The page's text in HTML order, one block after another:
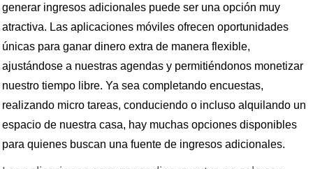
generar ingresos adicionales puede ser una opción muy
atractiva. Las aplicaciones móviles ofrecen oportunidades
únicas para ganar dinero extra de manera flexible,
ajustándose a nuestras agendas y permitiéndonos monetizar
nuestro tiempo libre. Ya sea completando encuestas,
realizando micro tareas, conduciendo o incluso alquilando un
espacio de nuestra casa, hay muchas opciones disponibles
para quienes buscan una fuente de ingresos adicionales.